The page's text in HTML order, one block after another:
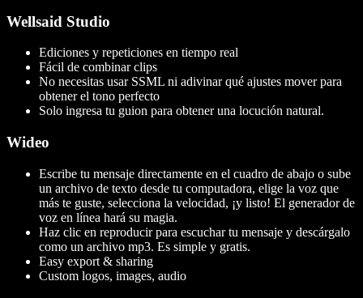
Wellsaid Studio
Ediciones y repeticiones en tiempo real
Fácil de combinar clips
No necesitas usar SSML ni adivinar qué ajustes mover para
obtener el tono perfecto
Solo ingresa tu guion para obtener una locución natural.
Wideo
Escribe tu mensaje directamente en el cuadro de abajo o sube
un archivo de texto desde tu computadora, elige la voz que
más te guste, selecciona la velocidad, ¡y listo! El generador de
voz en línea hará su magia.
Haz clic en reproducir para escuchar tu mensaje y descárgalo
como un archivo mp3. Es simple y gratis.
Easy export & sharing
Custom logos, images, audio